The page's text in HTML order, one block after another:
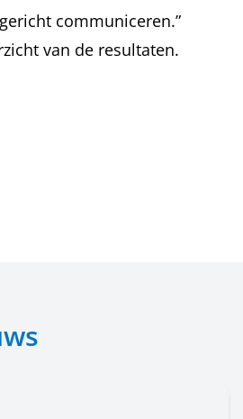
communiceren.”
van de resultaten.